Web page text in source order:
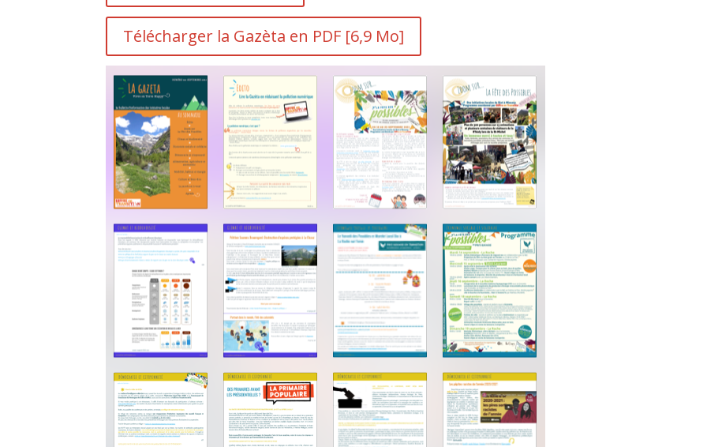
Télécharger la Gazèta en PDF [6,9 Mo]